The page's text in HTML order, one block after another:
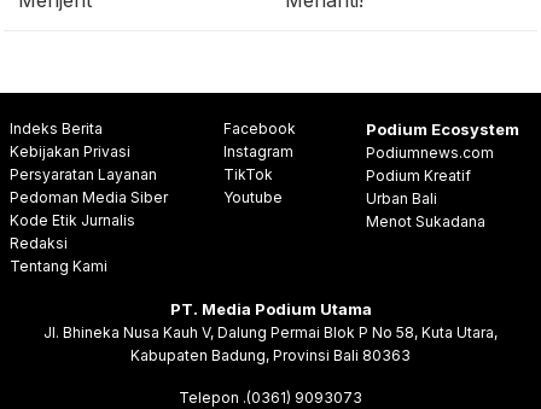
Indeks Berita
Kebijakan Privasi
Persyaratan Layanan
Pedoman Media Siber
Kode Etik Jurnalis
Redaksi
Tentang Kami
Facebook
Instagram
TikTok
Youtube
Podium Ecosystem
Podiumnews.com
Podium Kreatif
Urban Bali
Menot Sukadana
PT. Media Podium Utama
Jl. Bhineka Nusa Kauh V, Dalung Permai Blok P No 58, Kuta Utara,
Kabupaten Badung, Provinsi Bali 80363
Telepon .(0361) 9093073